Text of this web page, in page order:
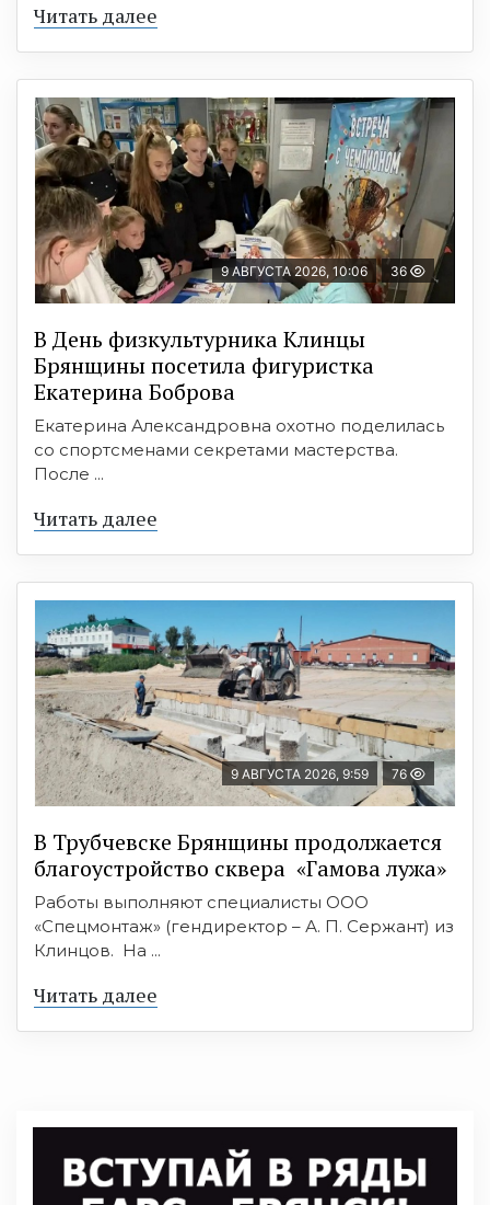
Читать далее
9 АВГУСТА 2026, 10:06 36
В День физкультурника Клинцы
Брянщины посетила фигуристка
Екатерина Боброва
Екатерина Александровна охотно поделилась
со спортсменами секретами мастерства.
После ...
Читать далее
9 АВГУСТА 2026, 9:59 76
В Трубчевске Брянщины продолжается
благоустройство сквера «Гамова лужа»
Работы выполняют специалисты ООО
«Спецмонтаж» (гендиректор – А. П. Сержант) из
Клинцов. На ...
Читать далее